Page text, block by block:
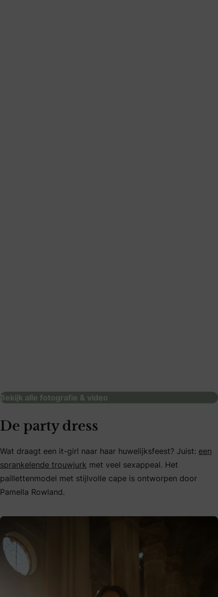
Bekijk alle fotografie & video
De party dress
Wat draagt ​​een it-girl naar haar huwelijksfeest? Juist: een
sprankelende trouwjurk met veel sexappeal. Het
paillettenmodel met stijlvolle cape is ontworpen door
Pamella Rowland.